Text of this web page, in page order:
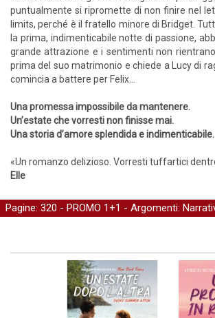
puntualmente si ripromette di non finire nel
limits, perché è il fratello minore di Bridget.
la prima, indimenticabile notte di passione,
grande attrazione e i sentimenti non
prima del suo matrimonio e chiede a Lucy di
comincia a battere per Felix...
Una promessa impossibile da mantenere.
Un’estate che vorresti non finisse mai.
Una storia d’amore splendida e indimenticabile.
«Un romanzo delizioso. Vorresti tuffartici
Elle
Pagine: 320 - PROMO 1+1 - Argomenti: